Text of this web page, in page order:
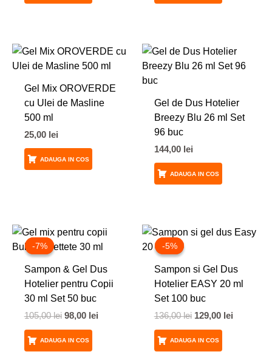
Gel Mix OROVERDE
cu Ulei de Masline
500 ml
25,00 lei
ADAUGA IN COS
Gel de Dus Hotelier
Breezy Blu 26 ml Set
96 buc
144,00 lei
ADAUGA IN COS
-7%
-7%
Sampon & Gel Dus
Hotelier pentru Copii
30 ml Set 50 buc
105,00lei
Prețul
inițial
a
fost:
105,00 lei.
98,00 lei
Prețul
curent
este:
ADAUGA IN COS
-5%
-5%
Sampon si Gel Dus
Hotelier EASY 20 ml
Set 100 buc
136,00lei
Prețul
fost:
136,00 lei.
129,00 lei
Prețul
ADAUGA IN COS